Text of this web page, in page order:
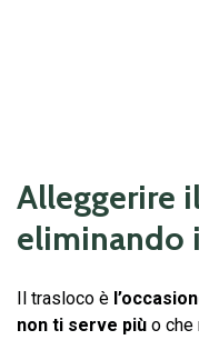
Alleggerire
eliminando
Il trasloco è
non ti serve più o che